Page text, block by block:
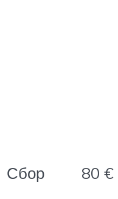
Сбор 80 €